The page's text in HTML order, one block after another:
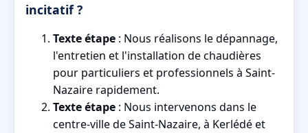
incitatif ?
Texte étape : Nous réalisons le dépannage,
l'entretien et l'installation de chaudières
pour particuliers et professionnels à Saint-
Nazaire rapidement.
Texte étape : Nous intervenons dans le
centre-ville de Saint-Nazaire, à Kerlédé et